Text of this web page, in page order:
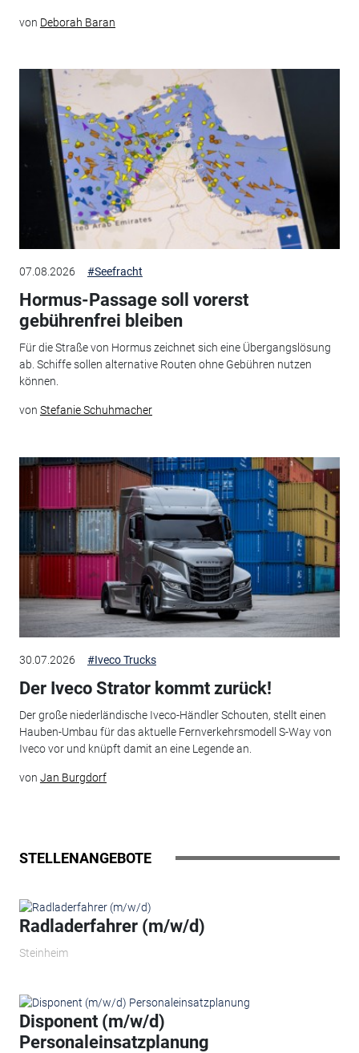
von Deborah Baran
07.08.2026 #Seefracht
Hormus-Passage soll vorerst
gebührenfrei bleiben
Für die Straße von Hormus zeichnet sich eine Übergangslösung
ab. Schiffe sollen alternative Routen ohne Gebühren nutzen
können.
von Stefanie Schuhmacher
30.07.2026 #Iveco Trucks
Der Iveco Strator kommt zurück!
Der große niederländische Iveco-Händler Schouten, stellt einen
Hauben-Umbau für das aktuelle Fernverkehrsmodell S-Way von
Iveco vor und knüpft damit an eine Legende an.
von Jan Burgdorf
STELLENANGEBOTE
Radladerfahrer (m/w/d)
Steinheim
Disponent (m/w/d)
Personaleinsatzplanung